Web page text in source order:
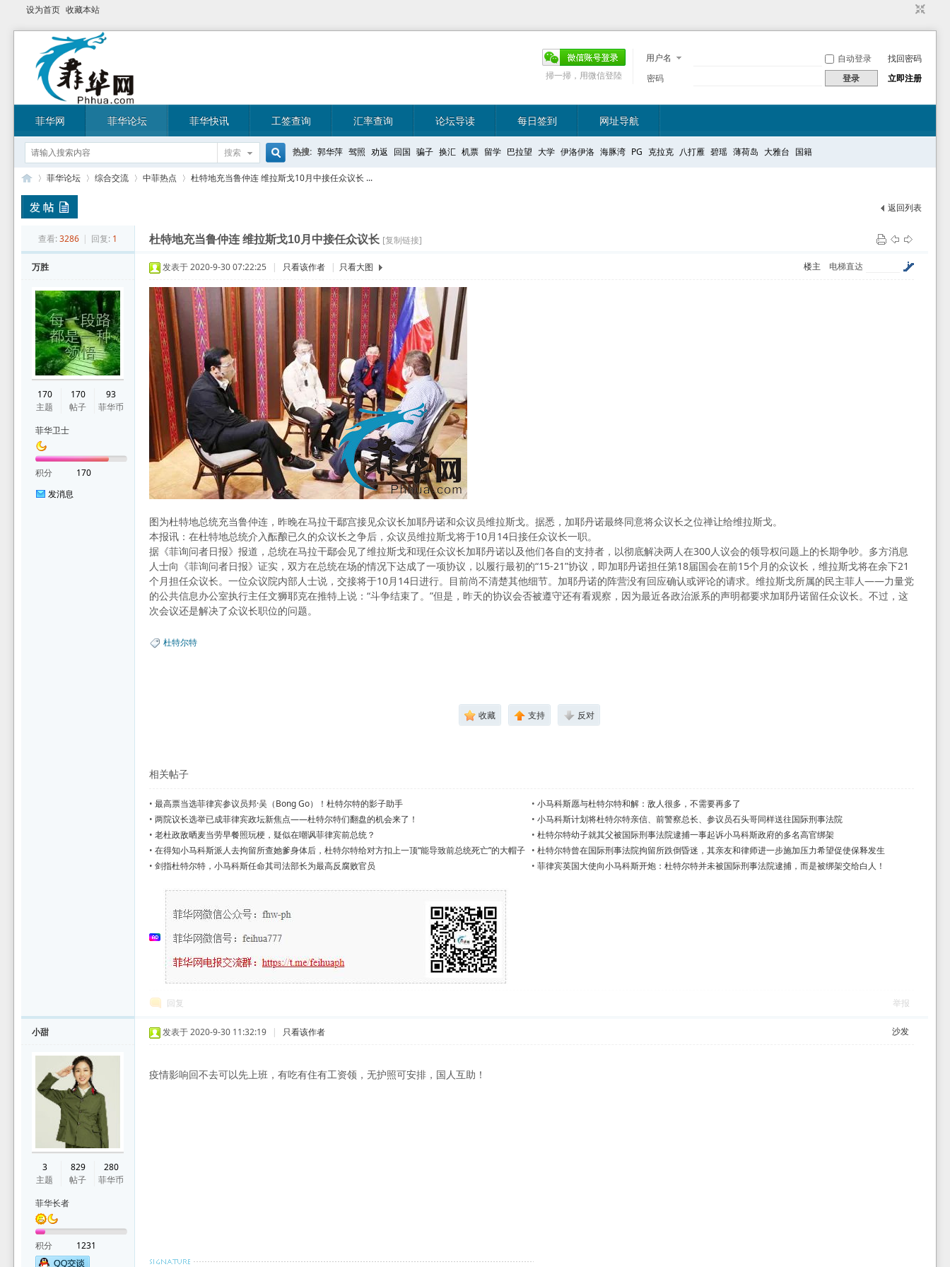
设为首页 收藏本站
用户名 自动登录
找回密码
密码
登录 立即注册
掃一掃，用微信登陸
菲华网 菲华论坛 菲华快讯 工签查询 汇率查询 论坛导读 每日签到 网址导航
搜索
搜
索
热搜: 郭华萍 驾照 劝返 回国 骗子 换汇 机票 留学 巴拉望 大学 伊洛伊洛 海豚湾 PG 克拉克 八打雁 碧瑶 薄荷岛 大雅台 国籍
菲华论坛 综合交流 中菲热点
›
杜特地充当鲁仲连 维拉斯戈10月中接任众议长 ...
返回列表
查看: 3286 | 回复: 1 杜特地充当鲁仲连 维拉斯戈10月中接任众议长 [复制链接]
万胜
170
主题
170
帖子
93
菲华币
菲华卫士
积分
170
发消息
电梯直达
楼主
发表于 2020-9-30 07:22:25 | 只看该作者 | 只看大图
图为杜特地总统充当鲁仲连，昨晚在马拉干鄢宫接见众议长加耶丹诺和众议员维拉斯戈。据悉，加耶丹诺最终同意将众议长之位禅让给维拉斯戈。
本报讯：在杜特地总统介入酝酿已久的众议长之争后，众议员维拉斯戈将于10月14日接任众议长一职。
据《菲询问者日报》报道，总统在马拉干鄢会见了维拉斯戈和现任众议长加耶丹诺以及他们各自的支持者，以彻底解决两人在300人议会的领导权问题上的长期争吵。多方消息
人士向《菲询问者日报》证实，双方在总统在场的情况下达成了一项协议，以履行最初的“15-21”协议，即加耶丹诺担任第18届国会在前15个月的众议长，维拉斯戈将在余下21
个月担任众议长。一位众议院内部人士说，交接将于10月14日进行。目前尚不清楚其他细节。加耶丹诺的阵营没有回应确认或评论的请求。维拉斯戈所属的民主菲人——力量党
的公共信息办公室执行主任文狮耶克在推特上说：“斗争结束了。”但是，昨天的协议会否被遵守还有看观察，因为最近各政治派系的声明都要求加耶丹诺留任众议长。不过，这
次会议还是解决了众议长职位的问题。
杜特尔特
收藏 支持 反对
相关帖子
•最高票当选菲律宾参议员邦·吴（Bong Go）！杜特尔特的影子助手 •小马科斯愿与杜特尔特和解：敌人很多，不需要再多了
•两院议长选举已成菲律宾政坛新焦点——杜特尔特们翻盘的机会来了！ •小马科斯计划将杜特尔特亲信、前警察总长、参议员石头哥同样送往国际刑事法院
•老杜政敌晒麦当劳早餐照玩梗，疑似在嘲讽菲律宾前总统？ •杜特尔特幼子就其父被国际刑事法院逮捕一事起诉小马科斯政府的多名高官绑架
•在得知小马科斯派人去拘留所查她爹身体后，杜特尔特给对方扣上一顶“能导致前总统死亡”的大帽子 •杜特尔特曾在国际刑事法院拘留所跌倒昏迷，其亲友和律师进一步施加压力希望促使保释发生
•剑指杜特尔特，小马科斯任命其司法部长为最高反腐败官员 •菲律宾英国大使向小马科斯开炮：杜特尔特并未被国际刑事法院逮捕，而是被绑架交给白人！
回复 举报
小甜
3
主题
829
帖子
280
菲华币
菲华长者
积分 1231
沙发
发表于 2020-9-30 11:32:19 | 只看该作者
疫情影响回不去可以先上班，有吃有住有工资领，无护照可安排，国人互助！